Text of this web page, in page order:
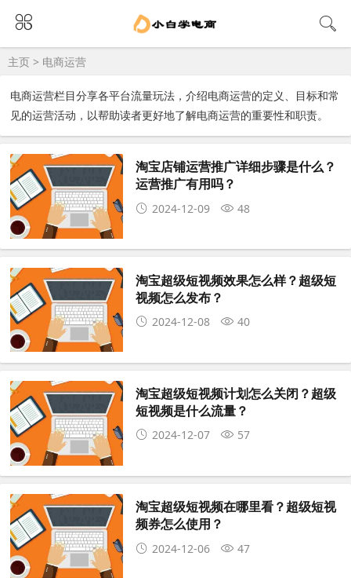
主页 > 电商运营
电商运营栏目分享各平台流量玩法，介绍电商运营的定义、目标和常
见的运营活动，以帮助读者更好地了解电商运营的重要性和职责。
淘宝店铺运营推广详细步骤是什么？
运营推广有用吗？
2024-12-09 48
淘宝超级短视频效果怎么样？超级短
视频怎么发布？
2024-12-08 40
淘宝超级短视频计划怎么关闭？超级
短视频是什么流量？
2024-12-07 57
淘宝超级短视频在哪里看？超级短视
频券怎么使用？
2024-12-06 47